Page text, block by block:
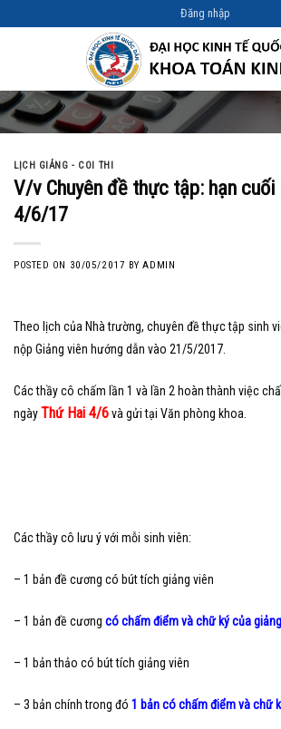
to
Đăng nhập
LỊCH GIẢNG - COI THI
V/v Chuyên đề thực tập: hạn
4/6/17
POSTED ON 30/05/2017 BYADMIN
Theo lịch của Nhà trường, chuyên đề thực tập sinh
nộp Giảng viên hướng dẫn vào 21/5/2017.
Các thầy cô chấm lần 1 và lần 2 hoàn thành việc
ngàyThứ Hai 4/6và gửi tại Văn phòng khoa.
Các thầy cô lưu ý với mỗi sinh viên:
– 1 bản đề cương có bút tích giảng viên
– 1 bản đề cương có chấm điểm và chữ ký của
– 1 bản thảo có bút tích giảng viên
– 3 bản chính trong đó 1 bản có chấm điểm và chữ